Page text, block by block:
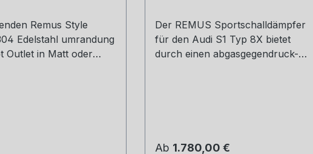
Remus Style
Edelstahl umrandung
Outlet in Matt oder
mit angeben
Der REMUS Sportschalldämpfer
für den Audi S1 Typ 8X bietet
durch einen abgasgegendruck-
sonore REMUS Sound sind weitere
Regulärer Preis:
Ab 1.780,00 €